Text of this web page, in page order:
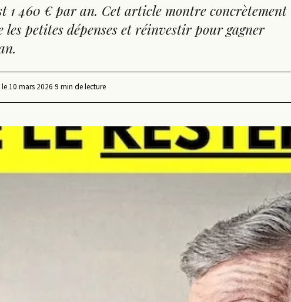
1 460 € par an. Cet article montre concrètement
petites dépenses et réinvestir pour gagner
10 mars 2026·9 min de lecture